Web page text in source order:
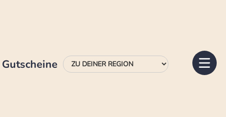
Gutscheine